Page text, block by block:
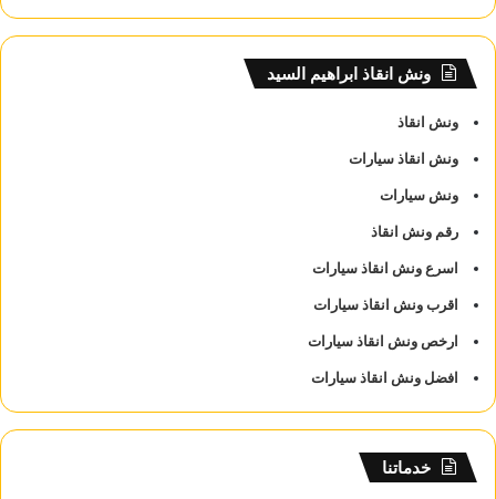
ونش انقاذ ابراهيم السيد
ونش انقاذ
ونش انقاذ سيارات
ونش سيارات
رقم ونش انقاذ
اسرع ونش انقاذ سيارات
اقرب ونش انقاذ سيارات
ارخص ونش انقاذ سيارات
افضل ونش انقاذ سيارات
خدماتنا